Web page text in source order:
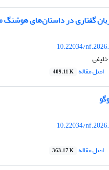
گفتاری در داستان‌های هوشنگ
10.22034/
اصل مقاله 409.11 K
10.22034/
اصل مقاله 363.17 K